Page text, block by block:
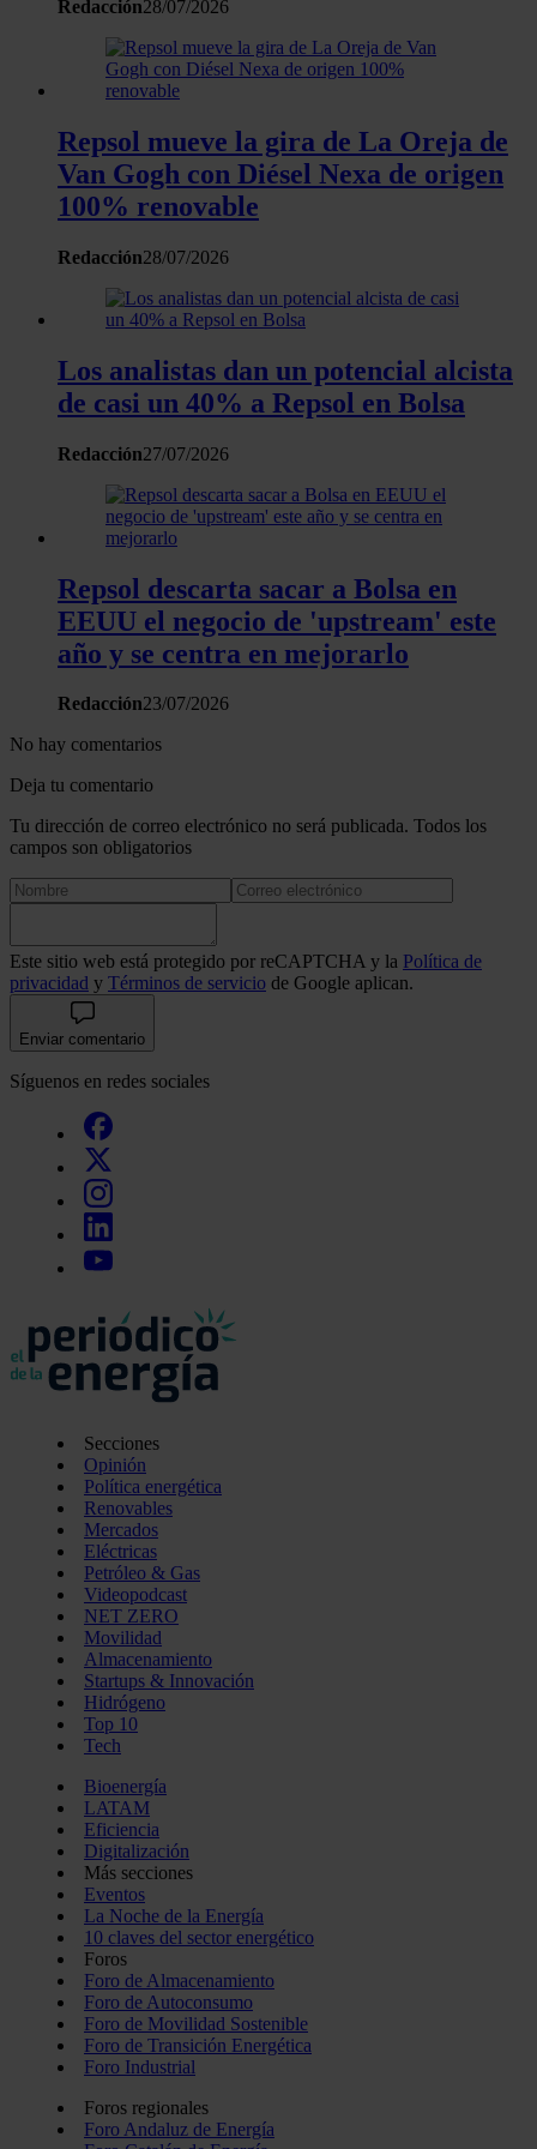
Las cookies de este sitio web se usan para personalizar
el contenido y los anuncios, ofrecer funciones de redes
sociales y analizar el tráfico. Además, compartimos
nuestros partners de redes sociales, publicidad y análisis
web, quienes pueden combinarla con otra información
que les haya proporcionado o que hayan recopilado a
Redacción28/07/2026
Repsol mueve la gira de La Oreja de
Van Gogh con Diésel Nexa de origen
100% renovable
Redacción28/07/2026
Los analistas dan un potencial alcista
de casi un 40% a Repsol en Bolsa
Redacción27/07/2026
Repsol descarta sacar a Bolsa en
EEUU el negocio de 'upstream' este
año y se centra en mejorarlo
Redacción23/07/2026
No hay comentarios
Deja tu comentario
Tu dirección de correo electrónico no será publicada. Todos los
campos son obligatorios
Este sitio web está protegido por reCAPTCHA y la Política de
privacidad y Términos de servicio de Google aplican.
Enviar comentario
Síguenos en redes sociales
Secciones
Opinión
Política energética
Renovables
Mercados
Eléctricas
Petróleo & Gas
Videopodcast
NET ZERO
Movilidad
Almacenamiento
Startups & Innovación
Hidrógeno
Top 10
Tech
Bioenergía
LATAM
Eficiencia
Digitalización
Más secciones
Eventos
La Noche de la Energía
10 claves del sector energético
Foros
Foro de Almacenamiento
Foro de Autoconsumo
Foro de Movilidad Sostenible
Foro de Transición Energética
Foro Industrial
Foros regionales
Foro Andaluz de Energía